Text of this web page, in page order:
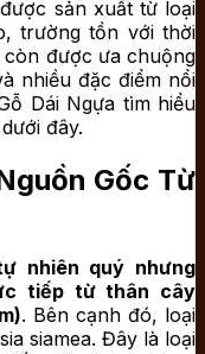
sản xuất từ loại
trường tồn với thời
được ưa chuộng
nhiều đặc điểm nổi
Dái Ngựa tìm hiểu
đây.
Gốc Từ
nhiên quý nhưng
tiếp từ thân cây
. Bên cạnh đó, loại
siamea. Đây là loại